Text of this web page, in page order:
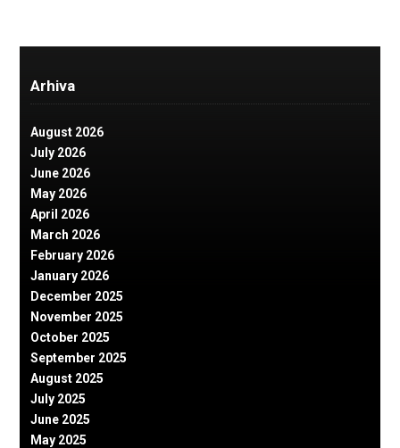
Arhiva
August 2026
July 2026
June 2026
May 2026
April 2026
March 2026
February 2026
January 2026
December 2025
November 2025
October 2025
September 2025
August 2025
July 2025
June 2025
May 2025